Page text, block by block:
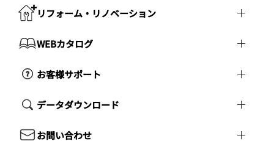
リフォーム・リノベーション
WEBカタログ
お客様サポート
データダウンロード
お問い合わせ